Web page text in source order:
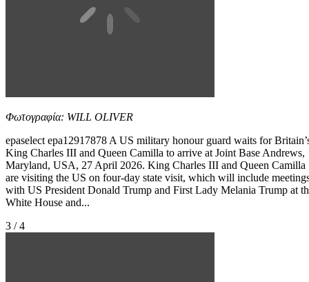
Φωτογραφία: WILL OLIVER
epaselect epa12917878 A US military honour guard waits for
King Charles III and Queen Camilla to arrive at Joint Base Andrews,
Maryland, USA, 27 April 2026. King Charles III and Queen Camilla
are visiting the US on four-day state visit, which will include
with US President Donald Trump and First Lady Melania Trump at
White House and...
3 / 4